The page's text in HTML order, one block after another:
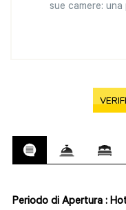
sue camere:
Periodo di Apertura :